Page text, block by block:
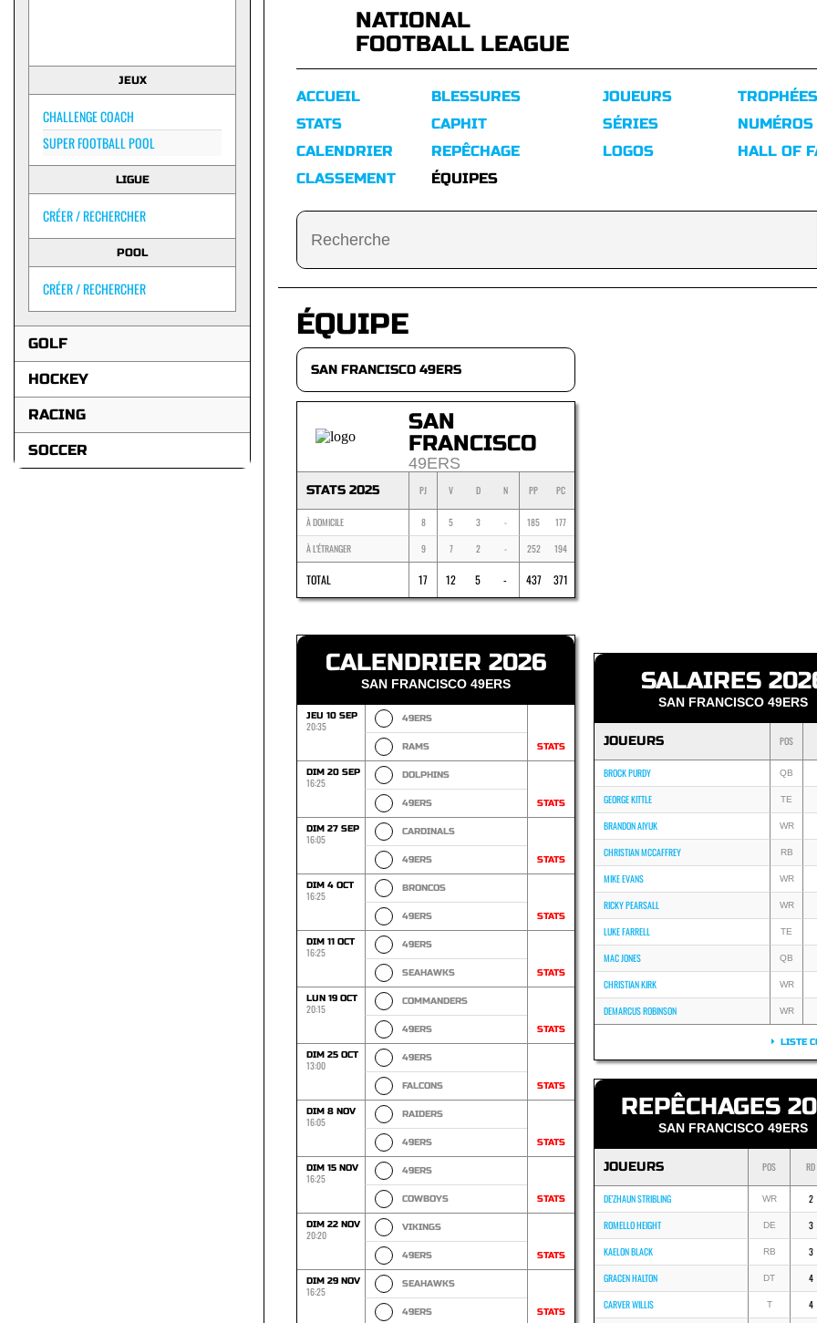
JEUX
CHALLENGE COACH
SUPER FOOTBALL POOL
LIGUE
CRÉER / RECHERCHER
POOL
CRÉER / RECHERCHER
GOLF
HOCKEY
RACING
SOCCER
NATIONAL
FOOTBALL LEAGUE
ACCUEIL
STATS
CALENDRIER
CLASSEMENT
BLESSURES
CAPHIT
REPÊCHAGE
ÉQUIPES
JOUEURS
SÉRIES
LOGOS
TROPHÉES
NUMÉROS
HALL OF
ÉQUIPE
SAN
FRANCISCO
49ERS
STATS 2025 PJ V D N PP PC
À DOMICILE 8 5 3 - 185
177
À L'ÉTRANGER
9 7 2 - 252 194
TOTAL 17 12 5 - 437 371
CALENDRIER 2026
SAN FRANCISCO 49ERS
JEU 10 SEP
20:35
49ERS
RAMS STATS
DIM 20 SEP
16:25
DOLPHINS
49ERS STATS
DIM 27 SEP
16:05
CARDINALS
49ERS STATS
DIM 4 OCT
16:25
BRONCOS
49ERS STATS
DIM 11 OCT
16:25
49ERS
SEAHAWKS STATS
LUN 19 OCT
20:15
COMMANDERS
49ERS STATS
DIM 25 OCT
13:00
49ERS
FALCONS STATS
DIM 8 NOV
16:05
RAIDERS
49ERS STATS
DIM 15 NOV
16:25
49ERS
COWBOYS STATS
DIM 22 NOV
20:20
VIKINGS
49ERS STATS
DIM 29 NOV
16:25
SEAHAWKS
49ERS STATS
SALAIRES
SAN FRANCISCO 49ERS
JOUEURS POS
BROCK PURDY QB
GEORGE KITTLE
TE
BRANDON AIYUK
WR
CHRISTIAN MCCAFFREY
RB
MIKE EVANS
WR
RICKY PEARSALL
WR
LUKE FARRELL
TE
MAC JONES
QB
CHRISTIAN KIRK
WR
DEMARCUS ROBINSON
WR
LISTE
REPÊCHAGES
SAN FRANCISCO 49ERS
JOUEURS POS RD
DE'ZHAUN STRIBLING WR 2
ROMELLO HEIGHT
DE 3
KAELON BLACK
RB 3
GRACEN HALTON
DT 4
CARVER WILLIS
T 4